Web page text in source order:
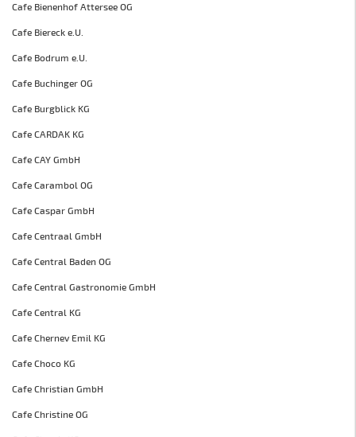
Cafe Bienenhof Attersee OG
Cafe Biereck e.U.
Cafe Bodrum e.U.
Cafe Buchinger OG
Cafe Burgblick KG
Cafe CARDAK KG
Cafe CAY GmbH
Cafe Carambol OG
Cafe Caspar GmbH
Cafe Centraal GmbH
Cafe Central Baden OG
Cafe Central Gastronomie GmbH
Cafe Central KG
Cafe Chernev Emil KG
Cafe Choco KG
Cafe Christian GmbH
Cafe Christine OG